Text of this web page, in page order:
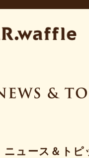
ニュース＆トピ